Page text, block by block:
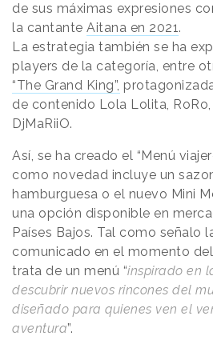
de sus máximas expresiones
la cantante Aitana en 2021.
La estrategia también se ha
players de la categoría, entre
“The Grand King”,
de contenido Lola Lolita,
DjMaRiiO.
Así, se ha creado el “Menú
como novedad incluye un
hamburguesa o el nuevo Mini
una opción disponible en
Países Bajos. Tal como señalo
comunicado en el momento
trata de un menú “inspirado en
descubrir nuevos rincones del
diseñado para quienes ven el
aventura”.